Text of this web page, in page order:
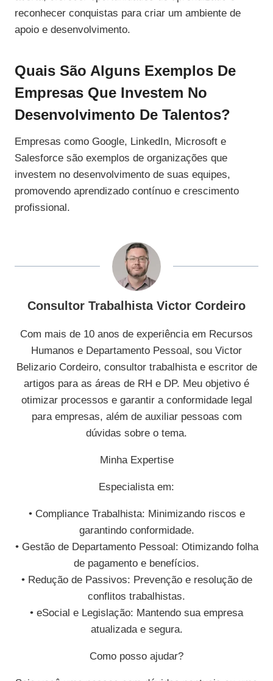
reconhecer conquistas para criar um ambiente de
apoio e desenvolvimento.
Quais São Alguns Exemplos De
Empresas Que Investem No
Desenvolvimento De Talentos?
Empresas como Google, LinkedIn, Microsoft e
Salesforce são exemplos de organizações que
investem no desenvolvimento de suas equipes,
promovendo aprendizado contínuo e crescimento
profissional.
Consultor Trabalhista Victor Cordeiro
Com mais de 10 anos de experiência em Recursos
Humanos e Departamento Pessoal, sou Victor
Belizario Cordeiro, consultor trabalhista e escritor de
artigos para as áreas de RH e DP. Meu objetivo é
otimizar processos e garantir a conformidade legal
para empresas, além de auxiliar pessoas com
dúvidas sobre o tema.
Minha Expertise
Especialista em:
• Compliance Trabalhista: Minimizando riscos e
garantindo conformidade.
• Gestão de Departamento Pessoal: Otimizando folha
de pagamento e benefícios.
• Redução de Passivos: Prevenção e resolução de
conflitos trabalhistas.
• eSocial e Legislação: Mantendo sua empresa
atualizada e segura.
Como posso ajudar?